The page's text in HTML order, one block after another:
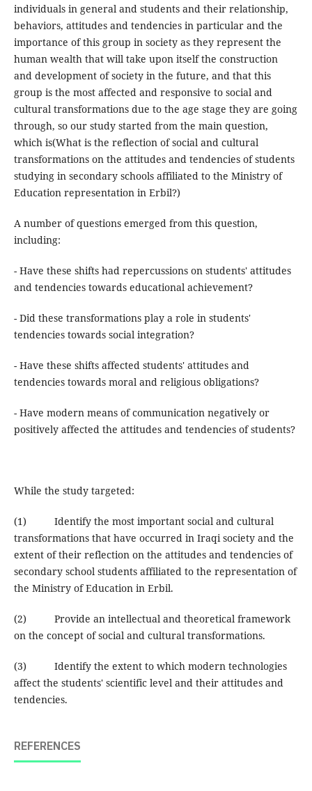
individuals in general and students and their relationship,
behaviors, attitudes and tendencies in particular and the
importance of this group in society as they represent the
human wealth that will take upon itself the construction
and development of society in the future, and that this
group is the most affected and responsive to social and
cultural transformations due to the age stage they are going
through, so our study started from the main question,
which is(What is the reflection of social and cultural
transformations on the attitudes and tendencies of students
studying in secondary schools affiliated to the Ministry of
Education representation in Erbil?)
A number of questions emerged from this question,
including:
- Have these shifts had repercussions on students' attitudes
and tendencies towards educational achievement?
- Did these transformations play a role in students'
tendencies towards social integration?
- Have these shifts affected students' attitudes and
tendencies towards moral and religious obligations?
- Have modern means of communication negatively or
positively affected the attitudes and tendencies of students?
While the study targeted:
(1) Identify the most important social and cultural
transformations that have occurred in Iraqi society and the
extent of their reflection on the attitudes and tendencies of
secondary school students affiliated to the representation of
the Ministry of Education in Erbil.
(2) Provide an intellectual and theoretical framework
on the concept of social and cultural transformations.
(3) Identify the extent to which modern technologies
affect the students' scientific level and their attitudes and
tendencies.
REFERENCES